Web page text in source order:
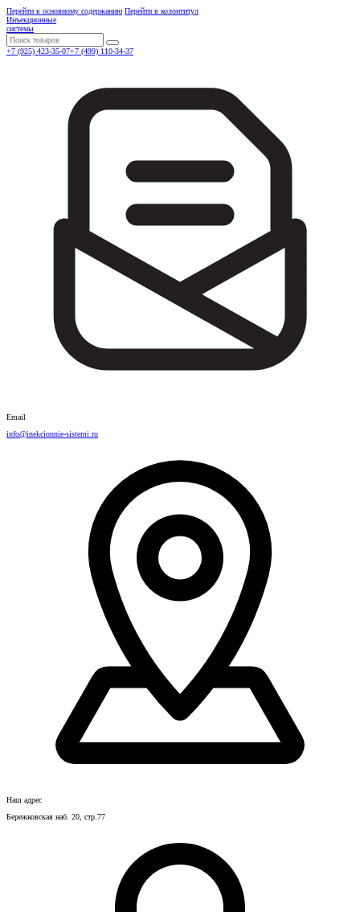
Перейти к основному содержанию Перейти в колонтитул
Инъекционные
системы
Поиск
+7 (925) 423-35-07+7 (499) 110-34-37
Email
info@inekcionnie-sistemi.ru
Наш адрес
Бережковская наб. 20, стр.77